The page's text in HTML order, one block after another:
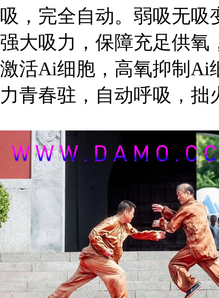
吸，完全自动。弱吸无吸
强大吸力，保障充足供氧
激活Ai细胞，高氧抑制Ai
力青春驻，自动呼吸，拙